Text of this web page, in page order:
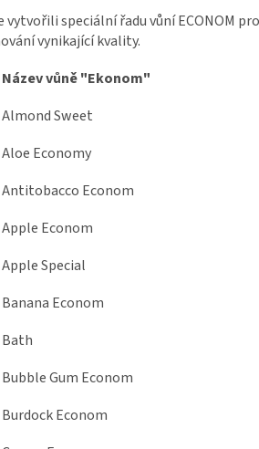
vytvořili speciální řadu vůní ECONOM
vynikající kvality.
Název vůně "Ekonom"
Almond Sweet
Aloe Economy
Antitobacco Econom
Apple Econom
Apple Special
Banana Econom
Bath
Bubble Gum Econom
Burdock Econom